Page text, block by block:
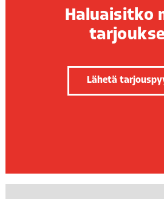
Haluaisitko
Lähetä